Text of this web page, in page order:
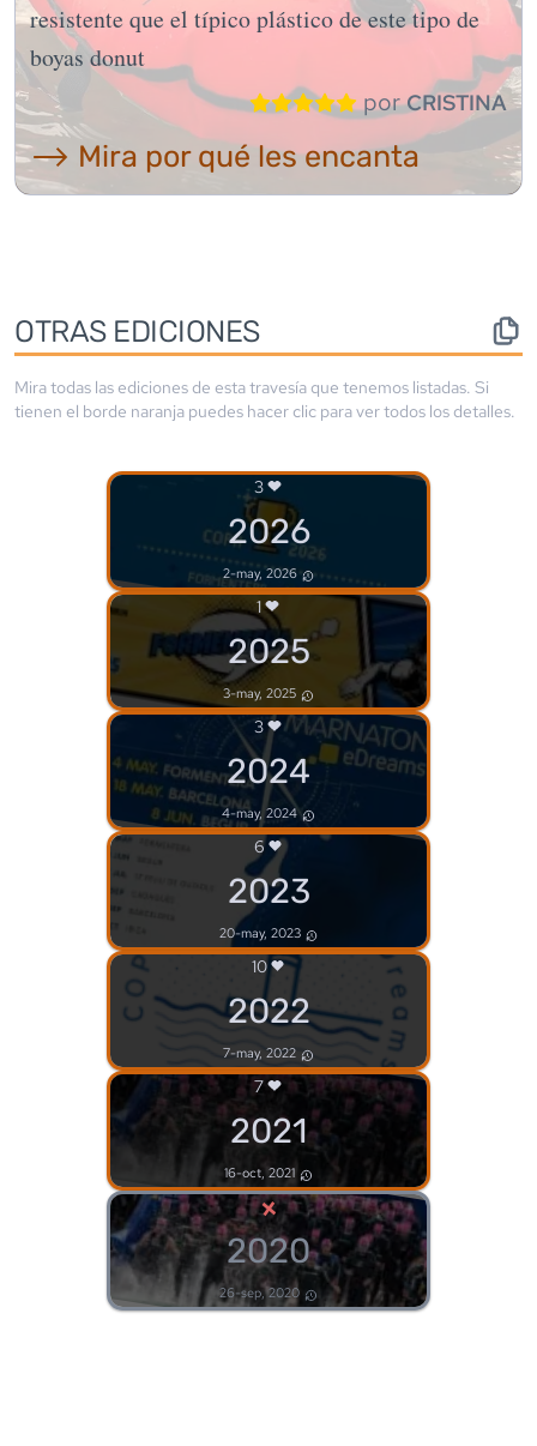
resistente que el típico plástico de este tipo de
boyas donut
porCRISTINA
⟶ Mira por qué les encanta
OTRAS EDICIONES
Mira todas las ediciones de esta travesía que tenemos listadas. Si
tienen el borde naranja puedes hacer clic para ver todos los detalles.
3
2026
2-may, 2026
1
2025
3-may, 2025
3
2024
4-may, 2024
6
2023
20-may, 2023
10
2022
7-may, 2022
7
2021
16-oct, 2021
×
2020
26-sep, 2020